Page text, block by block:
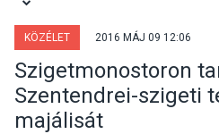
KÖZÉLET 2016 MÁJ 09 12:06
Szigetmonostoron
Szentendrei-szigeti
majálisát